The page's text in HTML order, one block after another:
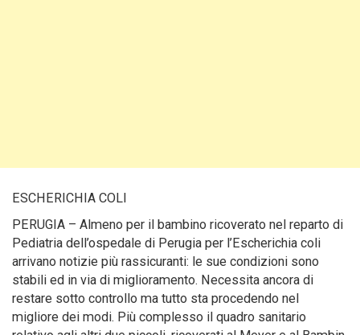
ESCHERICHIA COLI
PERUGIA – Almeno per il bambino ricoverato nel reparto di
Pediatria dell’ospedale di Perugia per l’Escherichia coli
arrivano notizie più rassicuranti: le sue condizioni sono
stabili ed in via di miglioramento. Necessita ancora di
restare sotto controllo ma tutto sta procedendo nel
migliore dei modi. Più complesso il quadro sanitario